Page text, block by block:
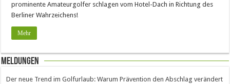
prominente Amateurgolfer schlagen vom Hotel-Dach in Richtung des
Berliner Wahrzeichens!
Mehr
Meldungen
Der neue Trend im Golfurlaub: Warum Prävention den Abschlag verändert